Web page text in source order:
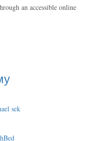
an accessible online
sek